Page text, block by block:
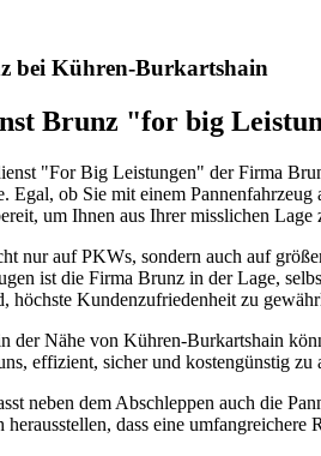
bei Kühren-Burkartshain
Brunz "for big
"For Big Leistungen" der Firma
Egal, ob Sie mit einem
um Ihnen aus Ihrer misslichen Lage
nur auf PKWs, sondern auch auf
ist die Firma Brunz in der Lage,
höchste Kundenzufriedenheit zu
der Nähe von Kühren-Burkartshain
effizient, sicher und kostengünstig zu
neben dem Abschleppen auch die
dass eine